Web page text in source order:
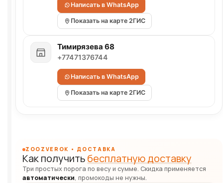
Написать в WhatsApp
Показать на карте 2ГИС
Тимирязева 68
+77471376744
Написать в WhatsApp
Показать на карте 2ГИС
ZOOZVEROK • ДОСТАВКА
Как получитьбесплатную доставку
Три простых порога по весу и сумме. Скидка применяется
автоматически, промокоды не нужны.